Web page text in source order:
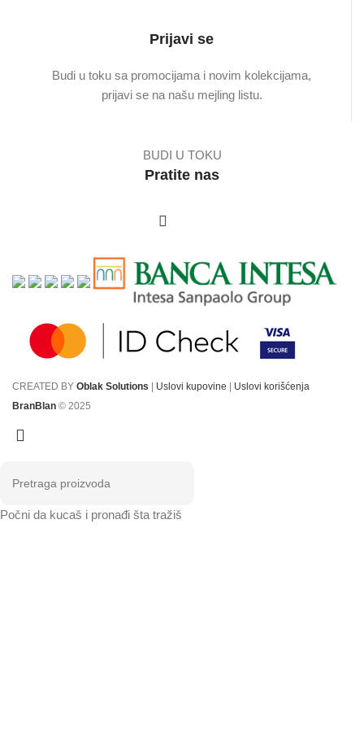
Prijavi se
Budi u toku sa promocijama i novim kolekcijama,
prijavi se na našu mejling listu.
BUDI U TOKU
Pratite nas
CREATED BY Oblak Solutions Uslovi kupovine
Uslovi korišćenja
BranBlan © 2025
Počni da kucaš i pronađi šta tražiš